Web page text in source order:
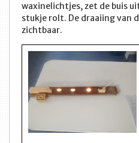
waxinelichtjes, zet de buis
stukje rolt. De draaiing van
zichtbaar.